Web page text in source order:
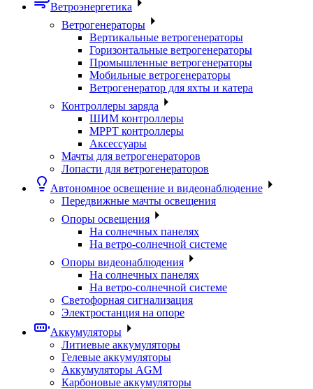
Ветроэнергетика
Ветрогенераторы
Вертикальные ветрогенераторы
Горизонтальные ветрогенераторы
Промышленные ветрогенераторы
Мобильные ветрогенераторы
Ветрогенератор для яхты и катера
Контроллеры заряда
ШИМ контроллеры
МРРТ контроллеры
Аксессуары
Мачты для ветрогенераторов
Лопасти для ветрогенераторов
Автономное освещение и видеонаблюдение
Передвижные мачты освещения
Опоры освещения
На солнечных панелях
На ветро-солнечной системе
Опоры видеонаблюдения
На солнечных панелях
На ветро-солнечной системе
Светофорная сигнализация
Электростанция на опоре
Аккумуляторы
Литиевые аккумуляторы
Гелевые аккумуляторы
Аккумуляторы AGM
Карбоновые аккумуляторы